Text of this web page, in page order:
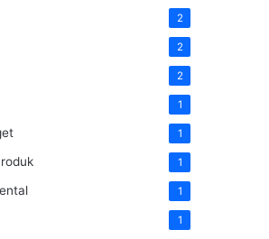
2
2
2
1
1
1
1
1